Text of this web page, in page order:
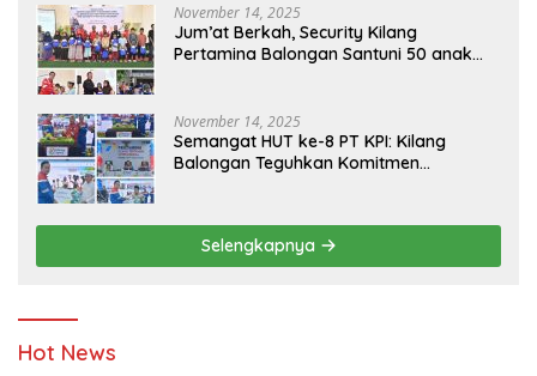
November 14, 2025
Jum’at Berkah, Security Kilang
Pertamina Balongan Santuni 50 anak
November 14, 2025
Semangat HUT ke-8 PT KPI: Kilang
Balongan Teguhkan Komitmen
Pendidikan
Selengkapnya
Hot News